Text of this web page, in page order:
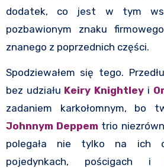
dodatek, co jest w tym
pozbawionym znaku
znanego z poprzednich części.
Spodziewałem się tego.
bez udziału Keiry Knightley i
zadaniem karkołomnym, bo
Johnnym Deppem trio
polegała nie tylko na ich
pojedynkach, pościgach i